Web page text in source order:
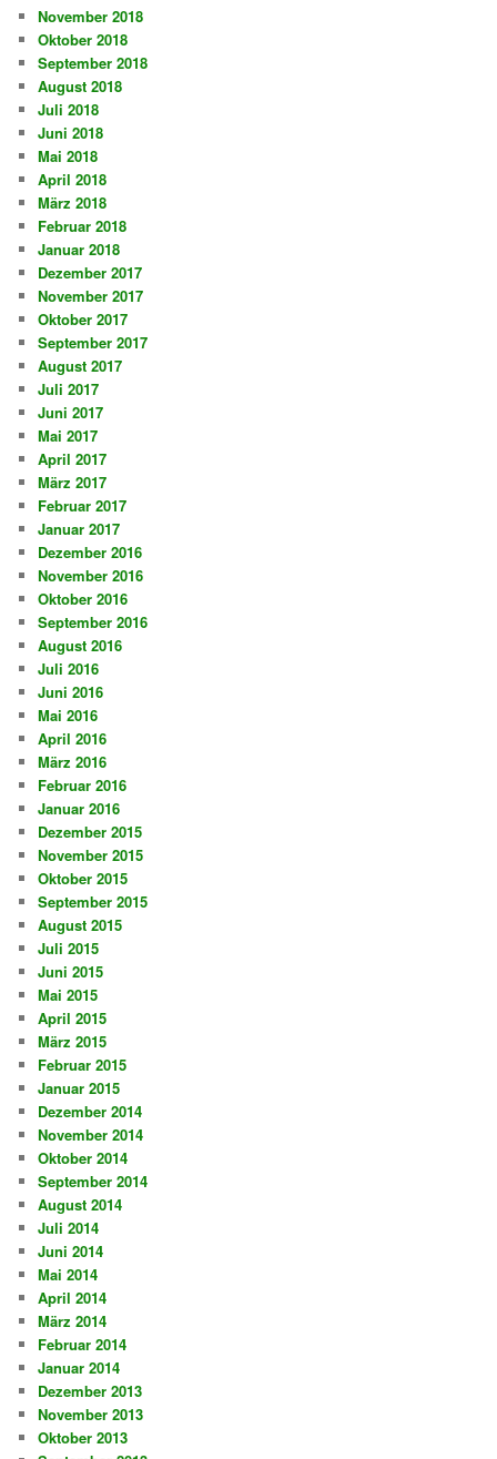
November 2018
Oktober 2018
September 2018
August 2018
Juli 2018
Juni 2018
Mai 2018
April 2018
März 2018
Februar 2018
Januar 2018
Dezember 2017
November 2017
Oktober 2017
September 2017
August 2017
Juli 2017
Juni 2017
Mai 2017
April 2017
März 2017
Februar 2017
Januar 2017
Dezember 2016
November 2016
Oktober 2016
September 2016
August 2016
Juli 2016
Juni 2016
Mai 2016
April 2016
März 2016
Februar 2016
Januar 2016
Dezember 2015
November 2015
Oktober 2015
September 2015
August 2015
Juli 2015
Juni 2015
Mai 2015
April 2015
März 2015
Februar 2015
Januar 2015
Dezember 2014
November 2014
Oktober 2014
September 2014
August 2014
Juli 2014
Juni 2014
Mai 2014
April 2014
März 2014
Februar 2014
Januar 2014
Dezember 2013
November 2013
Oktober 2013